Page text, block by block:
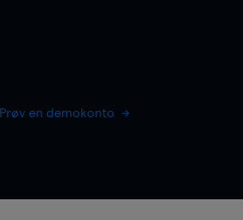
Prøv en demokonto